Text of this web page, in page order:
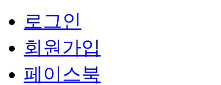
로그인
회원가입
페이스북